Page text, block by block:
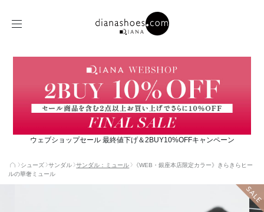
ウェブショップセール 最終値下げ＆2BUY10%OFFキャンペーン
シューズ サンダル サンダル：ミュール
《WEB・銀座本店限定カラー》きらきらヒー
ルの華奢ミュール